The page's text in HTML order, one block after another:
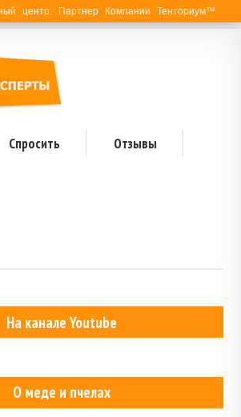
центр. Партнер Компании Тенториум™
Спросить
Отзывы
На канале Youtube
О меде и пчелах